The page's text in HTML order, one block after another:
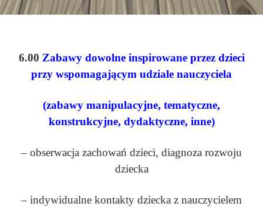
6.00 Zabawy dowolne inspirowane przez dzieci
przy wspomagającym udziale nauczyciela
(zabawy manipulacyjne, tematyczne,
konstrukcyjne, dydaktyczne, inne)
– obserwacja zachowań dzieci, diagnoza rozwoju
dziecka
– indywidualne kontakty dziecka z nauczycielem